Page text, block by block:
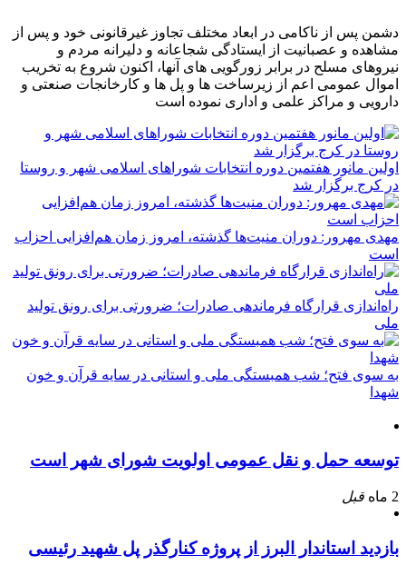
دشمن پس از ناکامی در ابعاد مختلف تجاوز غیرقانونی خود و پس از
مشاهده و عصبانیت از ایستادگی شجاعانه و دلیرانه مردم و
نیروهای مسلح در برابر زورگویی های آنها، اکنون شروع به تخریب
اموال عمومی اعم از زیرساخت ها و پل ها و کارخانجات صنعتی و
دارویی و مراکز علمی و اداری نموده است
اولین مانور هفتمین دوره انتخابات شوراهای اسلامی شهر و روستا
در کرج برگزار شد
مهدی مهرور: دوران منیت‌ها گذشته، امروز زمان هم‌افزایی احزاب
است
راه‌اندازی قرارگاه فرماندهی صادرات؛ ضرورتی برای رونق تولید
ملی
به سوی فتح؛ شب همبستگی ملی و استانی در سایه قرآن و خون
شهدا
توسعه حمل و نقل عمومی اولویت شورای شهر است
2 ماه قبل
بازدید استاندار البرز از پروژه کنارگذر پل شهید رئیسی